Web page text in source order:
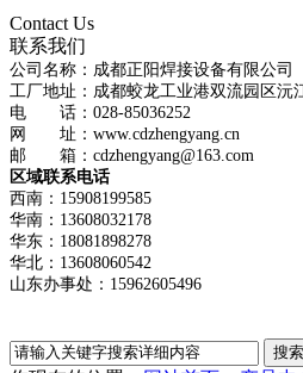
Contact Us
联系我们
公司名称：成都正阳焊接设备有限公司
工厂地址：成都蛟龙工业港双流园区沅
电 话：028-85036252
网 址：www.cdzhengyang.cn
邮 箱：cdzhengyang@163.com
区域联系电话
西南：15908199585
华南：13608032178
华东：18081898278
华北：13608060542
山东办事处：15962605496